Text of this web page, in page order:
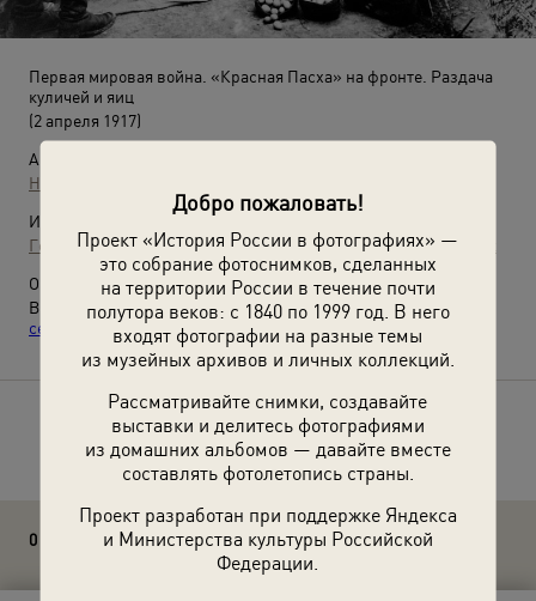
Добро пожаловать!
Проект «История России в фотографиях» —
это собрание фотоснимков, сделанных
на территории России в течение почти
полутора веков: с 1840 по 1999 год. В него
входят фотографии на разные темы
из музейных архивов и личных коллекций.
Рассматривайте снимки, создавайте
выставки и делитесь фотографиями
из домашних альбомов — давайте вместе
составлять фотолетопись страны.
Проект разработан при поддержке Яндекса
и Министерства культуры Российской
Федерации.
Первая мировая война. «Красная Пасха» на фронте. Раздача
куличей и яиц
(2 апреля 1917)
Автор:
Неизвестный автор
Источники:
Государственный архив кинофотодокументов, г. Красногорск
О фотографии:
Выставки«Bon appetit!», «А где же яйца?» ,«Светлая
седмица»
с этой фотографией.
Расскажите друзьям об этом фото
0 комментариев